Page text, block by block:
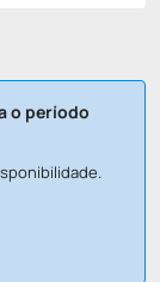
o período